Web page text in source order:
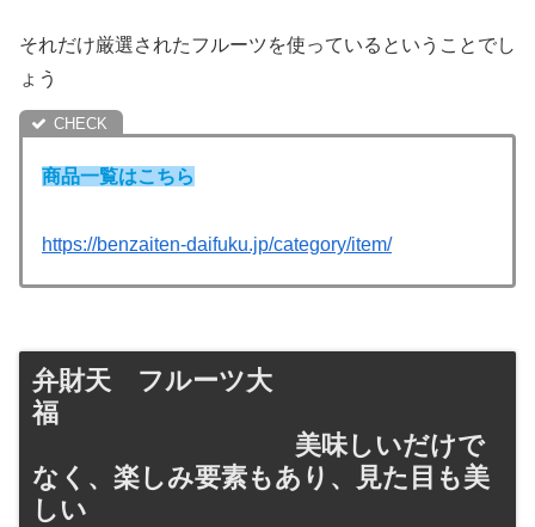
それだけ厳選されたフルーツを使っているということでし
ょう
商品一覧はこちら
https://benzaiten-daifuku.jp/category/item/
弁財天 フルーツ大
福
美味しいだけで
なく、楽しみ要素もあり、見た目も美
しい